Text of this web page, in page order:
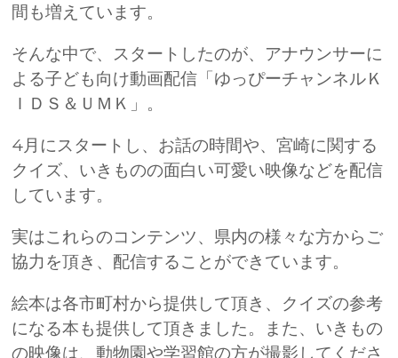
間も増えています。
そんな中で、スタートしたのが、アナウンサーに
よる子ども向け動画配信「ゆっぴーチャンネルＫ
ＩＤＳ＆ＵＭＫ」。
4月にスタートし、お話の時間や、宮崎に関する
クイズ、いきものの面白い可愛い映像などを配信
しています。
実はこれらのコンテンツ、県内の様々な方からご
協力を頂き、配信することができています。
絵本は各市町村から提供して頂き、クイズの参考
になる本も提供して頂きました。また、いきもの
の映像は、動物園や学習館の方が撮影してくださ